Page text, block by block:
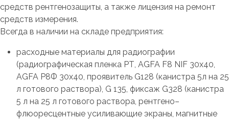
средств рентгенозащиты, а также лицензия на ремонт
средств измерения.
Всегда в наличии на складе предприятия:
расходные материалы для радиографии
(радиографическая пленка РТ, AGFA F8 NIF 30х40,
AGFA Р8Ф 30х40, проявитель G128 (канистра 5л на 25
л готового раствора), G 135, фиксаж G328 (канистра
5 л на 25 л готового раствора, рентгено–
флюоресцентные усиливающие экраны, магнитные